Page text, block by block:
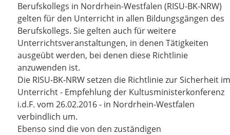
Berufskollegs in Nordrhein-Westfalen (RISU-BK-NRW)
gelten für den Unterricht in allen Bildungsgängen des
Berufskollegs. Sie gelten auch für weitere
Unterrichtsveranstaltungen, in denen Tätigkeiten
ausgeübt werden, bei denen diese Richtlinie
anzuwenden ist.
Die RISU-BK-NRW setzen die Richtlinie zur Sicherheit im
Unterricht - Empfehlung der Kultusministerkonferenz
i.d.F. vom 26.02.2016 - in Nordrhein-Westfalen
verbindlich um.
Ebenso sind die von den zuständigen